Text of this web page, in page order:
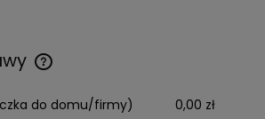
ewentualnych kosztów płatności
do domu/firmy) 0,00 zł